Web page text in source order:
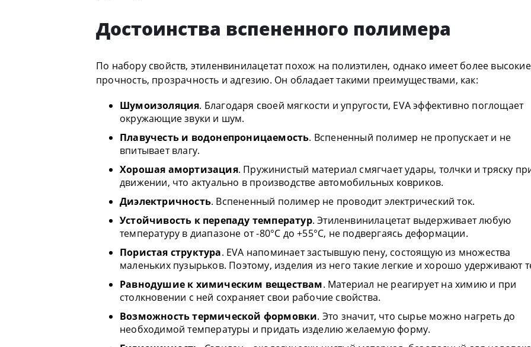
Достоинства вспененного полимера
По набору свойств, этиленвинилацетат похож на полиэтилен, однако имеет более высокие
прочность, прозрачность и адгезию. Он обладает такими преимуществами, как:
Шумоизоляция. Благодаря своей мягкости и упругости, EVA эффективно поглощает
окружающие звуки и шум.
Плавучесть и водонепроницаемость. Вспененный полимер не пропускает и не
впитывает влагу.
Хорошая амортизация. Пружинистый материал смягчает удары, толчки и тряску
движении, что актуально в производстве автомобильных ковриков.
Диэлектричность. Вспененный полимер не проводит электрический ток.
Устойчивость к перепаду температур. Этиленвинилацетат выдерживает любую
температуру в диапазоне от -80°С до +55°С, не подвергаясь деформации.
Пористая структура. EVA напоминает застывшую пену, состоящую из множества
маленьких пузырьков. Поэтому, изделия из него такие легкие и хорошо удерживают
Равнодушие к химическим веществам. Материал не реагирует на химию и при
столкновении с ней сохраняет свои рабочие свойства.
Возможность термической формовки. Это значит, что сырье можно нагреть до
необходимой температуры и придать изделию желаемую форму.